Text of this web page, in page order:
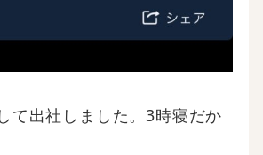
て出社しました。3時寝だか